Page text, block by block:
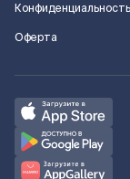
Конфиденциальность
Оферта